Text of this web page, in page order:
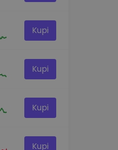
Kupi
Kupi
Kupi
Kupi